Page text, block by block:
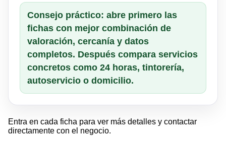
Consejo práctico: abre primero las
fichas con mejor combinación de
valoración, cercanía y datos
completos. Después compara servicios
concretos como 24 horas, tintorería,
autoservicio o domicilio.
Entra en cada ficha para ver más detalles y contactar
directamente con el negocio.